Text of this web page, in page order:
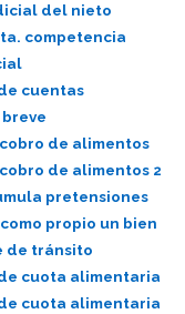
del nieto
competencia
cuentas
de alimentos
de alimentos 2
pretensiones
propio un bien
de tránsito
cuota alimentaria
cuota alimentaria